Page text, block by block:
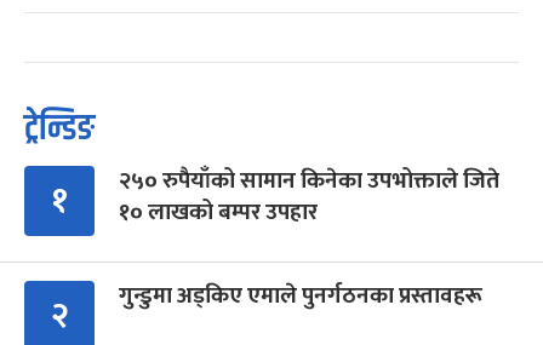
ट्रेन्डिङ
१
२५० रुपैयाँको सामान किनेका उपभोक्ताले जिते
१० लाखको बम्पर उपहार
२ गुन्डुमा अड्किए एमाले पुनर्गठनका प्रस्तावहरू